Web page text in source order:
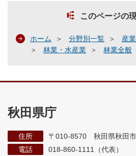
このページの
ホーム 分野別一覧
産
林業・水産業
林業全般
秋田県庁
住所
〒010-8570 秋田県秋田
電話
018-860-1111（代表）